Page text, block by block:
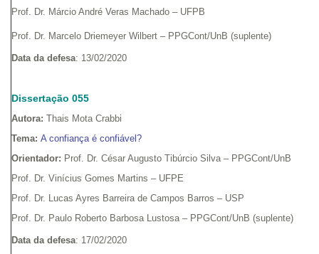
Prof. Dr. Márcio André Veras Machado – UFPB
Prof. Dr. Marcelo Driemeyer Wilbert – PPGCont/UnB (suplente)
Data da defesa: 13/02/2020
Dissertação 055
Autora: Thais Mota Crabbi
Tema: A confiança é confiável?
Orientador: Prof. Dr. César Augusto Tibúrcio Silva – PPGCont/UnB
Prof. Dr. Vinícius Gomes Martins – UFPE
Prof. Dr. Lucas Ayres Barreira de Campos Barros – USP
Prof. Dr. Paulo Roberto Barbosa Lustosa – PPGCont/UnB (suplente)
Data da defesa: 17/02/2020